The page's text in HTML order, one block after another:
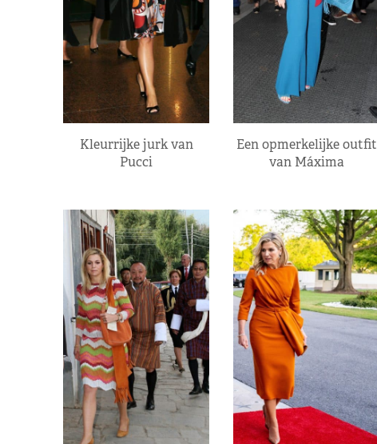
Kleurrijke jurk van
Pucci
Een opmerkelijke outfit
van Máxima